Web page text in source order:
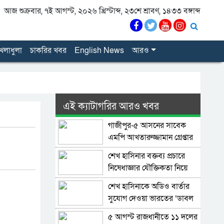
আজ শুক্রবার, ৭ই আগস্ট, ২০২৬ খ্রিস্টাব্দ, ২৩শে শ্রাবণ, ১৪৩৩ বঙ্গাব্দ
চাকরির খবর English News আরও
এই ক্যাটাগরির আরও খবর
গাজীপুর-৫ আসনের সাবেক
এমপি আখতারুজ্জামান গ্রেপ্তার
শেখ হাসিনার বক্তব্য প্রচারে
নিষেধাজ্ঞার যৌক্তিকতা নিয়ে
রুমিন ফারহানার প্রশ্ন
শেখ হাসিনাকে অডিও বার্তার
সুযোগ দেওয়া ভারতের ‘ডাবল
স্ট্যান্ডার্ড’: রিজভী
৫ আগস্ট রাজধানীতে ১১ দলের